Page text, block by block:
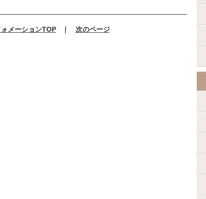
メーションTOP 次のページ